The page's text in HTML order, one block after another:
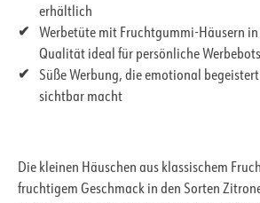
erhältlich
Werbetüte mit Fruchtgummi-Häusern in
Qualität ideal für persönliche
Süße Werbung, die emotional
sichtbar macht
Die kleinen Häuschen aus klassischem
fruchtigem Geschmack in den Sorten